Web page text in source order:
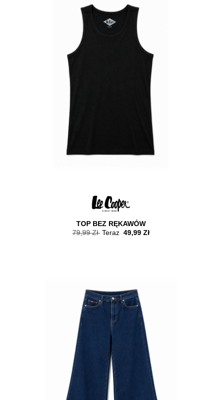
TOP BEZ RĘKAWÓW
79,99 Zł Teraz 49,99 Zł